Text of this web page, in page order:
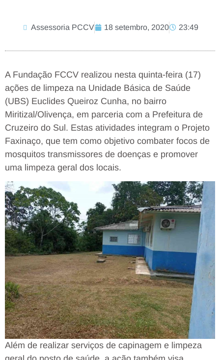
Assessoria PCCV 18 setembro, 2020 23:49
A Fundação FCCV realizou nesta quinta-feira (17)
ações de limpeza na Unidade Básica de Saúde
(UBS) Euclides Queiroz Cunha, no bairro
Miritizal/Olivença, em parceria com a Prefeitura de
Cruzeiro do Sul. Estas atividades integram o Projeto
Faxinaço, que tem como objetivo combater focos de
mosquitos transmissores de doenças e promover
uma limpeza geral dos locais.
Além de realizar serviços de capinagem e limpeza